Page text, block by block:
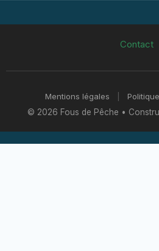
Contact
Mentions légales
© 2026 Fous de Pêche •